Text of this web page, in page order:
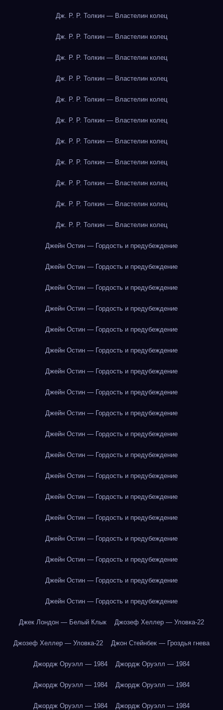
Дж. Р. Р. Толкин — Властелин колец
Дж. Р. Р. Толкин — Властелин колец
Дж. Р. Р. Толкин — Властелин колец
Дж. Р. Р. Толкин — Властелин колец
Дж. Р. Р. Толкин — Властелин колец
Дж. Р. Р. Толкин — Властелин колец
Дж. Р. Р. Толкин — Властелин колец
Дж. Р. Р. Толкин — Властелин колец
Дж. Р. Р. Толкин — Властелин колец
Дж. Р. Р. Толкин — Властелин колец
Дж. Р. Р. Толкин — Властелин колец
Джейн Остин — Гордость и предубеждение
Джейн Остин — Гордость и предубеждение
Джейн Остин — Гордость и предубеждение
Джейн Остин — Гордость и предубеждение
Джейн Остин — Гордость и предубеждение
Джейн Остин — Гордость и предубеждение
Джейн Остин — Гордость и предубеждение
Джейн Остин — Гордость и предубеждение
Джейн Остин — Гордость и предубеждение
Джейн Остин — Гордость и предубеждение
Джейн Остин — Гордость и предубеждение
Джейн Остин — Гордость и предубеждение
Джейн Остин — Гордость и предубеждение
Джейн Остин — Гордость и предубеждение
Джейн Остин — Гордость и предубеждение
Джейн Остин — Гордость и предубеждение
Джейн Остин — Гордость и предубеждение
Джейн Остин — Гордость и предубеждение
Джек Лондон — Белый Клык Джозеф Хеллер — Уловка-22
Джозеф Хеллер — Уловка-22 Джон Стейнбек — Гроздья гнева
Джордж Оруэлл — 1984 Джордж Оруэлл — 1984
Джордж Оруэлл — 1984 Джордж Оруэлл — 1984
Джордж Оруэлл — 1984 Джордж Оруэлл — 1984